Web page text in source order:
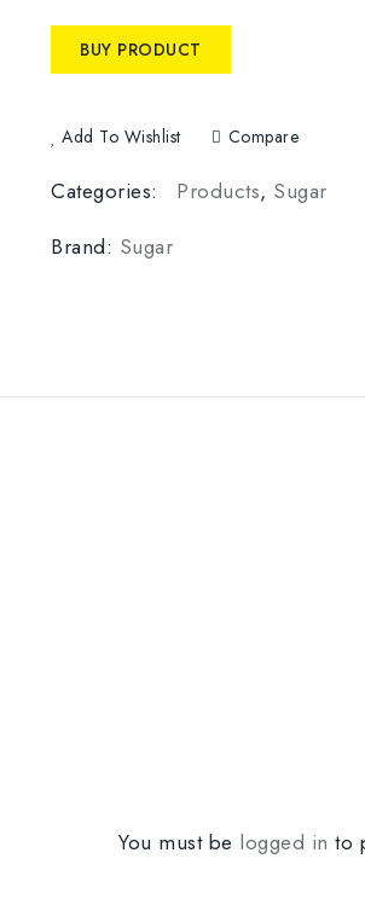
BUY PRODUCT
Add To Wishlist Compare
Categories: Products, Sugar
Brand: Sugar
You must be logged in to